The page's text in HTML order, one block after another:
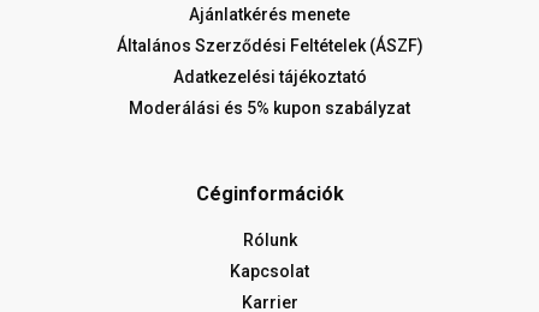
Ajánlatkérés menete
Általános Szerződési Feltételek (ÁSZF)
Adatkezelési tájékoztató
Moderálási és 5% kupon szabályzat
Céginformációk
Rólunk
Kapcsolat
Karrier